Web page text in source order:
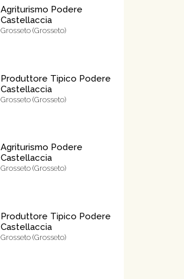
Agriturismo Podere
Castellaccia
Grosseto (Grosseto)
Produttore Tipico Podere
Castellaccia
Grosseto (Grosseto)
Agriturismo Podere
Castellaccia
Grosseto (Grosseto)
Produttore Tipico Podere
Castellaccia
Grosseto (Grosseto)